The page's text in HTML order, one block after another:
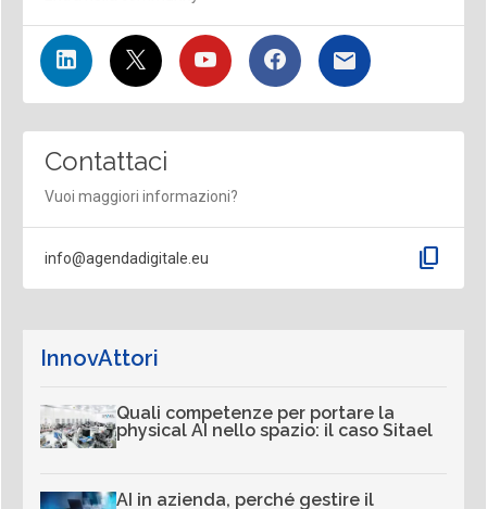
Contattaci
Vuoi maggiori informazioni?
info@agendadigitale.eu content_copy
InnovAttori
Quali competenze per portare la
physical AI nello spazio: il caso Sitael
AI in azienda, perché gestire il